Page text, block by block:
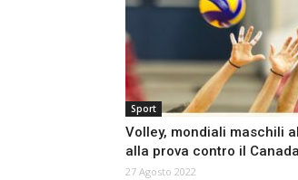
Sport
Volley, mondiali maschili
alla prova contro il Canada
27 Agosto 2022